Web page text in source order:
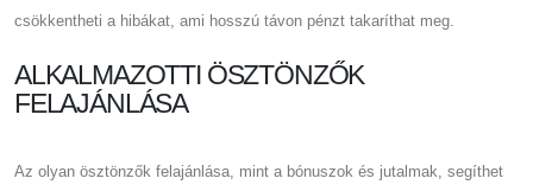
csökkentheti a hibákat, ami hosszú távon pénzt takaríthat meg.
ALKALMAZOTTI ÖSZTÖNZŐK
FELAJÁNLÁSA
Az olyan ösztönzők felajánlása, mint a bónuszok és jutalmak, segíthet